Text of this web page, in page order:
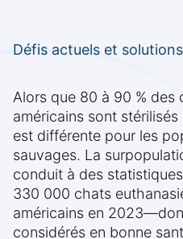
Défis actuels et solutions
Alors que 80 à 90 % des
américains sont
est différente pour les
sauvages. La
conduit à des
330 000 chats
américains en
considérés en bonne